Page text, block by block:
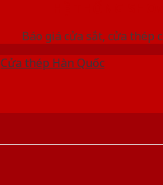
Báo giá cửa sắt, cửa thép
Cửa thép Hàn Quốc